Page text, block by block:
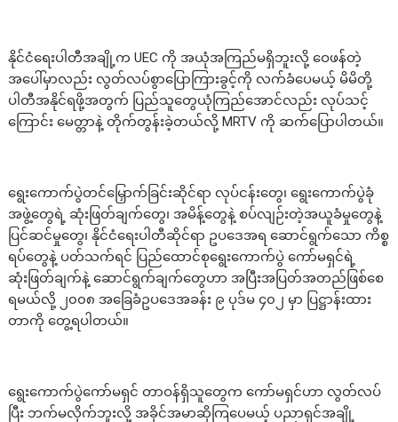
နိုင်ငံရေးပါတီအချို့က UEC ကို အယုံအကြည်မရှိဘူးလို့ ဝေဖန်တဲ့
အပေါ်မှာလည်း လွတ်လပ်စွာပြောကြားခွင့်ကို လက်ခံပေမယ့် မိမိတို့
ပါတီအနိုင်ရဖို့အတွက် ပြည်သူတွေယုံကြည်အောင်လည်း လုပ်သင့်
ကြောင်း မေတ္တာနဲ့ တိုက်တွန်းခဲ့တယ်လို့ MRTV ကို ဆက်ပြောပါတယ်။
ရွေးကောက်ပွဲတင်မြှောက်ခြင်းဆိုင်ရာ လုပ်ငန်းတွေ၊ ရွေးကောက်ပွဲခုံ
အဖွဲ့တွေရဲ့ ဆုံးဖြတ်ချက်တွေ၊ အမိန့်တွေနဲ့ စပ်လျဉ်းတဲ့အယူခံမှုတွေနဲ့
ပြင်ဆင်မှုတွေ၊ နိုင်ငံရေးပါတီဆိုင်ရာ ဥပဒေအရ ဆောင်ရွက်သော ကိစ္စ
ရပ်တွေနဲ့ ပတ်သက်ရင် ပြည်ထောင်စုရွေးကောက်ပွဲ ကော်မရှင်ရဲ့
ဆုံးဖြတ်ချက်နဲ့ ဆောင်ရွက်ချက်တွေဟာ အပြီးအပြတ်အတည်ဖြစ်စေ
ရမယ်လို့ ၂၀၀၈ အခြေခံဥပဒေအခန်း ၉ ပုဒ်မ ၄၀၂ မှာ ပြဋ္ဌာန်းထား
တာကို တွေ့ရပါတယ်။
ရွေးကောက်ပွဲကော်မရှင် တာဝန်ရှိသူတွေက ကော်မရှင်ဟာ လွတ်လပ်
ပြီး ဘက်မလိုက်ဘူးလို့ အခိုင်အမာဆိုကြပေမယ့် ပညာရှင်အချို့